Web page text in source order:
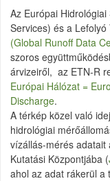
Az Európai
Services) és a
(Global Runoff Data
szoros
árvizeiről, az ETN-R
Európai Hálózat =
Discharge.
A térkép közel való
hidrológiai
vízállás-mérés adatait
Kutatási Központjába (
ahol az adat rákerül a